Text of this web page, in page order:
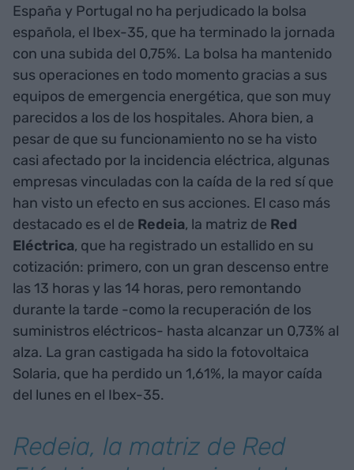
España y Portugal no ha perjudicado la bolsa
española, el Ibex-35, que ha terminado la jornada
con una subida del 0,75%. La bolsa ha mantenido
sus operaciones en todo momento gracias a sus
equipos de emergencia energética, que son muy
parecidos a los de los hospitales. Ahora bien, a
pesar de que su funcionamiento no se ha visto
casi afectado por la incidencia eléctrica, algunas
empresas vinculadas con la caída de la red sí que
han visto un efecto en sus acciones. El caso más
destacado es el de Redeia, la matriz de Red
Eléctrica, que ha registrado un estallido en su
cotización: primero, con un gran descenso entre
las 13 horas y las 14 horas, pero remontando
durante la tarde -como la recuperación de los
suministros eléctricos- hasta alcanzar un 0,73% al
alza. La gran castigada ha sido la fotovoltaica
Solaria, que ha perdido un 1,61%, la mayor caída
del lunes en el Ibex-35.
Redeia, la matriz de Red